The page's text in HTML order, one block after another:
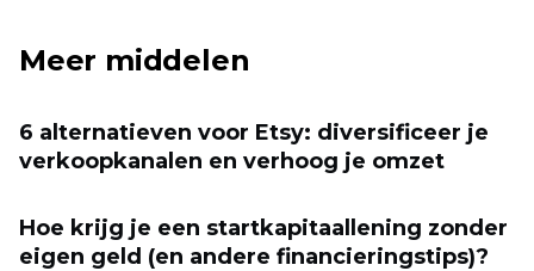
Meer middelen
6 alternatieven voor Etsy: diversificeer je
verkoopkanalen en verhoog je omzet
Hoe krijg je een startkapitaallening zonder
eigen geld (en andere financieringstips)?